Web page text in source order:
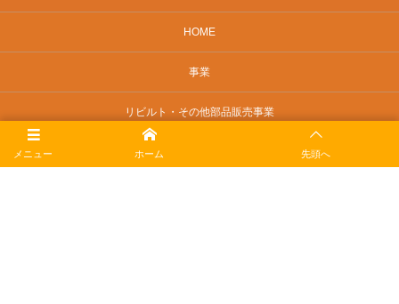
HOME
事業
リビルト・その他部品販売事業
メニュー ホーム 先頭へ